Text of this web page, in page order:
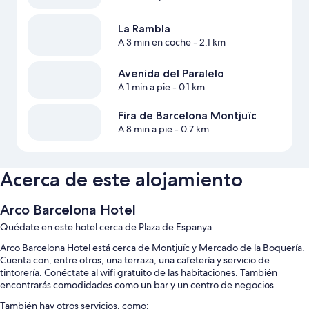
La Rambla
A 3 min en coche- 2.1 km
Avenida del Paralelo
A 1 min a pie- 0.1 km
Fira de Barcelona Montjuïc
A 8 min a pie- 0.7 km
Acerca de este alojamiento
Arco Barcelona Hotel
Quédate en este hotel cerca de Plaza de Espanya
Arco Barcelona Hotel está cerca de Montjuïc y Mercado de la Boquería.
Cuenta con, entre otros, una terraza, una cafetería y servicio de
tintorería. Conéctate al wifi gratuito de las habitaciones. También
encontrarás comodidades como un bar y un centro de negocios.
También hay otros servicios, como: